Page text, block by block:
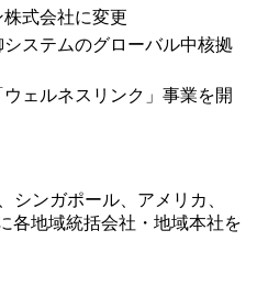
式会社に変更
ステムのグローバル中核拠
ェルネスリンク」事業を開
シンガポール、アメリカ、
各地域統括会社・地域本社を